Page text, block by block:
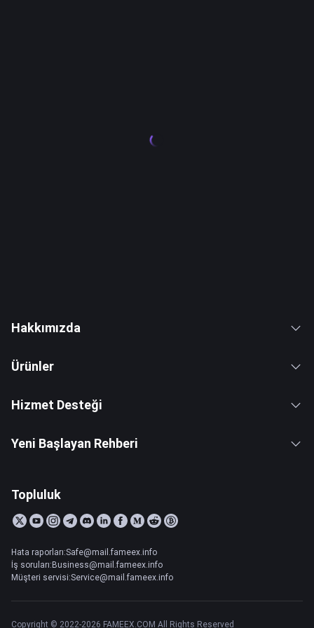
Hakkımızda
Ürünler
Hizmet Desteği
Yeni Başlayan Rehberi
Topluluk
Hata raporları:Safe@mail.fameex.info
İş soruları:Business@mail.fameex.info
Müşteri servisi:Service@mail.fameex.info
Copyright © 2022-2026 FAMEEX.COM All Rights Reserved